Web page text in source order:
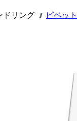
ドリング /// ピペッ